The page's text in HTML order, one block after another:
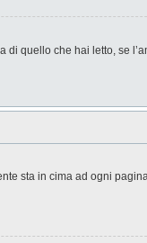
quello che hai letto, se
sta in cima ad ogni